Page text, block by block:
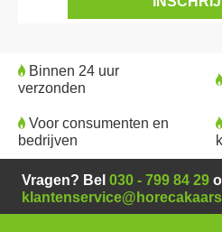
Binnen 24 uur
verzonden
Voor consumenten en
bedrijven
Vragen? Bel 030 - 799 84 29